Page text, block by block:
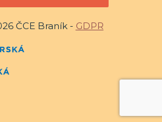
ČCE Braník - GDPR